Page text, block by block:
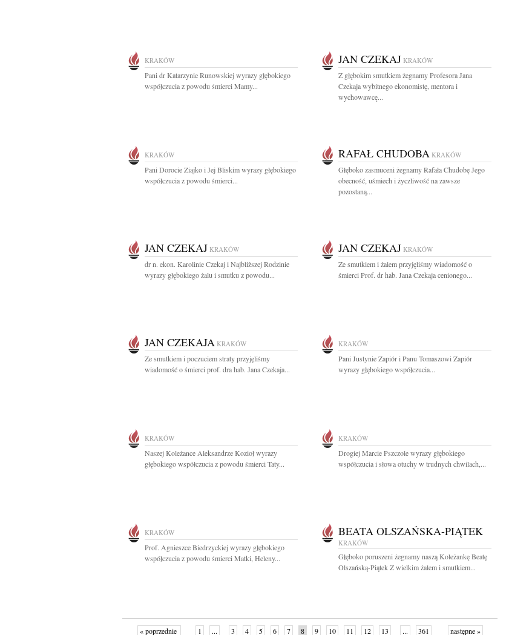
KRAKÓW
Pani dr Katarzynie Runowskiej wyrazy głębokiego
współczucia z powodu śmierci Mamy...
JAN CZEKAJ KRAKÓW
Z głębokim smutkiem żegnamy Profesora Jana
Czekaja wybitnego ekonomistę, mentora i
wychowawcę...
KRAKÓW
Pani Dorocie Ziajko i Jej Bliskim wyrazy głębokiego
współczucia z powodu śmierci...
RAFAŁ CHUDOBA KRAKÓW
Głęboko zasmuceni żegnamy Rafała Chudobę Jego
obecność, uśmiech i życzliwość na zawsze
pozostaną...
JAN CZEKAJ KRAKÓW
dr n. ekon. Karolinie Czekaj i Najbliższej Rodzinie
wyrazy głębokiego żalu i smutku z powodu...
JAN CZEKAJ KRAKÓW
Ze smutkiem i żalem przyjęliśmy wiadomość o
śmierci Prof. dr hab. Jana Czekaja cenionego...
JAN CZEKAJA KRAKÓW
Ze smutkiem i poczuciem straty przyjęliśmy
wiadomość o śmierci prof. dra hab. Jana Czekaja...
KRAKÓW
Pani Justynie Zapiór i Panu Tomaszowi Zapiór
wyrazy głębokiego współczucia...
KRAKÓW
Naszej Koleżance Aleksandrze Kozioł wyrazy
głębokiego współczucia z powodu śmierci Taty...
KRAKÓW
Drogiej Marcie Pszczole wyrazy głębokiego
współczucia i słowa otuchy w trudnych chwilach,...
KRAKÓW
Prof. Agnieszce Biedrzyckiej wyrazy głębokiego
współczucia z powodu śmierci Matki, Heleny...
BEATA OLSZAŃSKA-PIĄTEK
KRAKÓW
Głęboko poruszeni żegnamy naszą Koleżankę Beatę
Olszańską-Piątek Z wielkim żalem i smutkiem...
« poprzednie 1 ... 3 4 5 6 7 8 9 10 11 12 13 ... 361 następne »